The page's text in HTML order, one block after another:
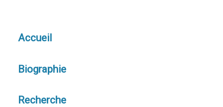
Accueil
Biographie
Recherche